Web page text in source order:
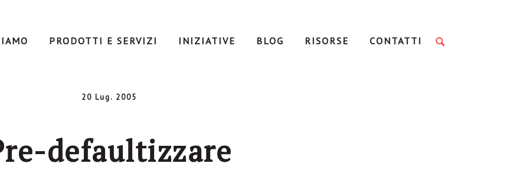
PRODOTTI E SERVIZI INIZIATIVE BLOG RISORSE CONTATTI
20 Lug. 2005
defaultizzare